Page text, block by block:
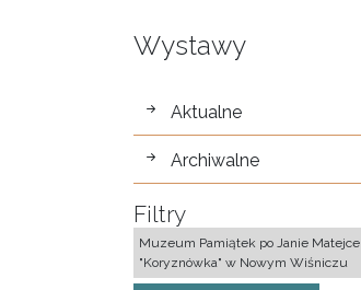
Wystawy
wystawy
Aktualne
Archiwalne
Filtry
Muzeum Pamiątek po Janie Matejce
"Koryznówka" w Nowym Wiśniczu